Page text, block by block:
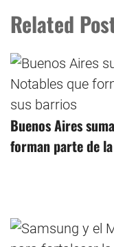
Related
Buenos Aires
forman parte de